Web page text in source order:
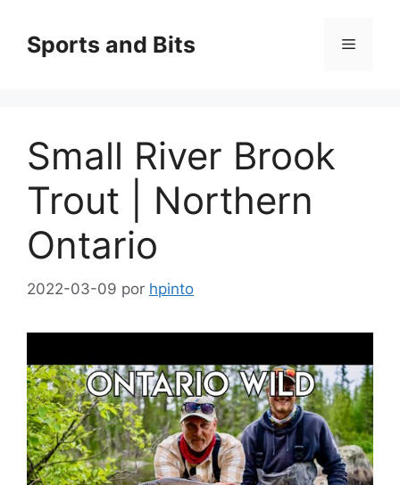
contenido
Sports and Bits Menú
Small River Brook
Trout | Northern
Ontario
2022-03-09 por hpinto